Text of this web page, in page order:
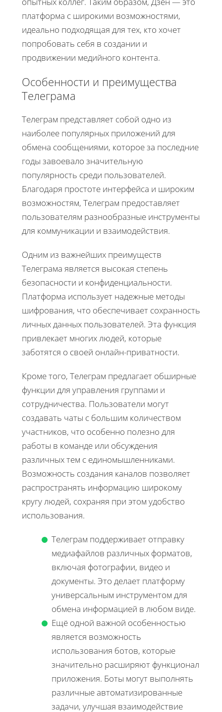
платформа с широкими возможностями,
идеально подходящая для тех, кто хочет
попробовать себя в создании и
продвижении медийного контента.
Особенности и преимущества
Телеграма
Телеграм представляет собой одно из
наиболее популярных приложений для
обмена сообщениями, которое за последние
годы завоевало значительную
популярность среди пользователей.
Благодаря простоте интерфейса и широким
возможностям, Телеграм предоставляет
пользователям разнообразные инструменты
для коммуникации и взаимодействия.
Одним из важнейших преимуществ
Телеграма является высокая степень
безопасности и конфиденциальности.
Платформа использует надежные методы
шифрования, что обеспечивает сохранность
личных данных пользователей. Эта функция
привлекает многих людей, которые
заботятся о своей онлайн-приватности.
Кроме того, Телеграм предлагает обширные
функции для управления группами и
сотрудничества. Пользователи могут
создавать чаты с большим количеством
участников, что особенно полезно для
работы в команде или обсуждения
различных тем с единомышленниками.
Возможность создания каналов позволяет
распространять информацию широкому
кругу людей, сохраняя при этом удобство
использования.
Телеграм поддерживает отправку
медиафайлов различных форматов,
включая фотографии, видео и
документы. Это делает платформу
универсальным инструментом для
обмена информацией в любом виде.
Ещё одной важной особенностью
является возможность
использования ботов, которые
значительно расширяют функционал
приложения. Боты могут выполнять
различные автоматизированные
задачи, улучшая взаимодействие